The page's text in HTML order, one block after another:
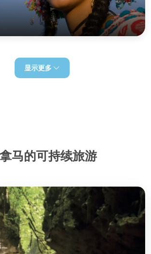
显示更多
马的可持续旅游